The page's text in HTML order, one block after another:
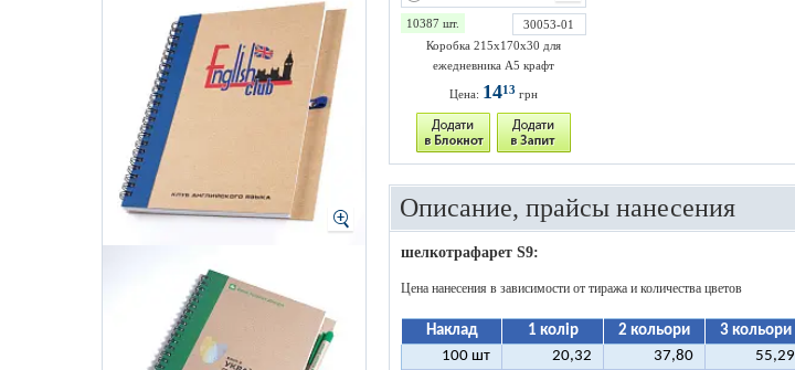
10387 шт.
30053-01
Коробка 215х170х30 для
ежедневника А5 крафт
Цена: 1413 грн
Описание, прайсы нанесения
шелкотрафарет S9:
Цена нанесения в зависимости от тиража и количества цветов
Наклад 1 колір 2 кольори 3 кольори
100 шт
20,32 37,80 55,29